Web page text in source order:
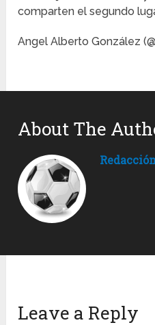
comparten el segundo
Angel Alberto González
About The
Leave a Reply